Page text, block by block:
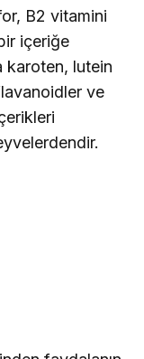
B2 vitamini
içeriğe
karoten, lutein
ve